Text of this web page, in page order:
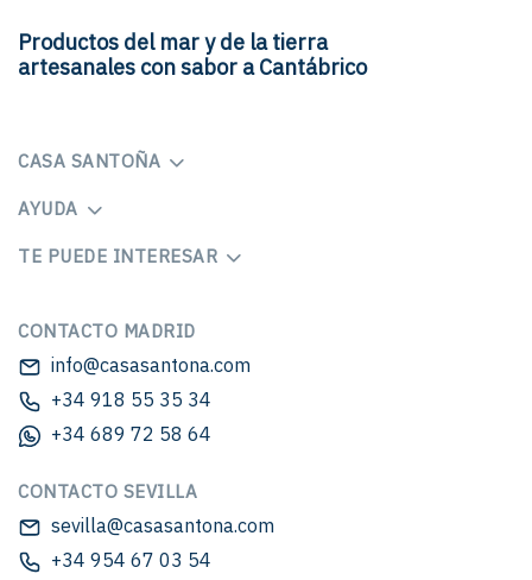
Productos del mar y de la tierra
artesanales con sabor a Cantábrico
CASA SANTOÑA
AYUDA
TE PUEDE INTERESAR
CONTACTO MADRID
info@casasantona.com
+34 918 55 35 34
+34 689 72 58 64
CONTACTO SEVILLA
sevilla@casasantona.com
+34 954 67 03 54